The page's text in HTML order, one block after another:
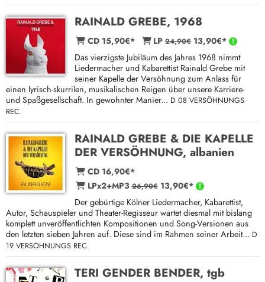
RAINALD GREBE, 1968
CD 15,90€* LP 24,90€ 13,90€*
Das vierzigste Jubiläum des Jahres 1968 nimmt
Liedermacher und Kabarettist Rainald Grebe mit
seiner Kapelle der Versöhnung zum Anlass für
einen lyrisch-skurrilen, musikalischen Reigen über unsere Karriere-
und Spaßgesellschaft. In gewohnter Manier... D 08 VERSÖHNUNGS
REC.
RAINALD GREBE & DIE KAPELLE
DER VERSÖHNUNG, albanien
CD 16,90€*
LPx2+MP326,90€13,90€*
Der gebürtige Kölner Liedermacher, Kabarettist,
Autor, Schauspieler und Theater-Regisseur wartet diesmal mit bislang
komplett unveröffentlichten Kompositionen und Song-Versionen aus
den letzten sieben Jahren auf. Diese sind im Rahmen seiner Arbeit... D
19 VERSÖHNUNGS REC.
TERI GENDER BENDER, tgb